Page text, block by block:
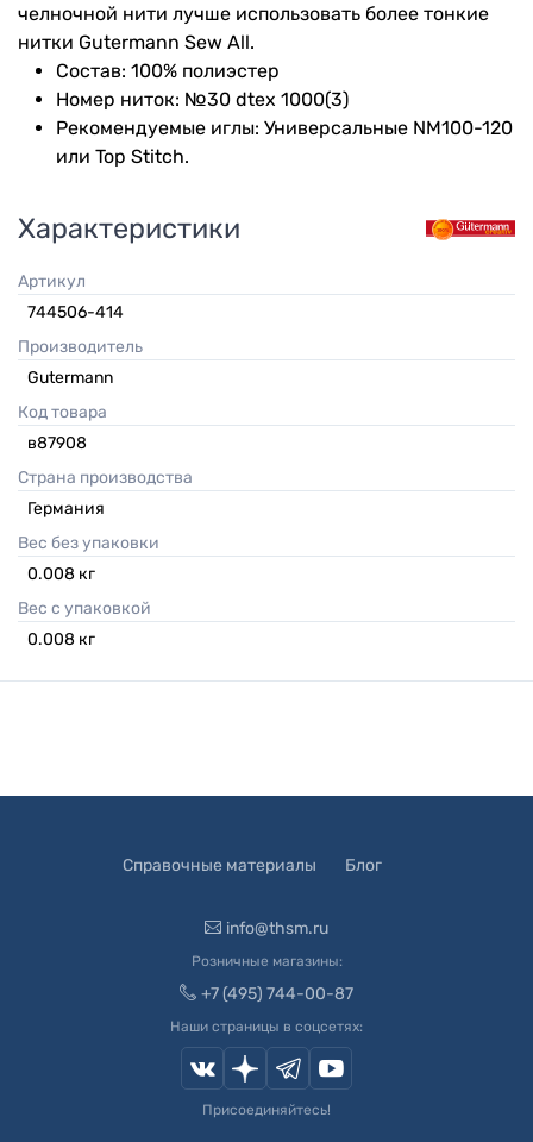
челночной нити лучше использовать более тонкие
нитки Gutermann Sew All.
Состав: 100% полиэстер
Номер ниток: №30 dtex 1000(3)
Рекомендуемые иглы: Универсальные NM100-120
или Top Stitch.
Характеристики
Артикул
744506-414
Производитель
Gutermann
Код товара
в87908
Страна производства
Германия
Вес без упаковки
0.008 кг
Вес с упаковкой
0.008 кг
Справочные материалы Блог
info@thsm.ru
Розничные магазины:
+7 (495) 744-00-87
Наши страницы в соцсетях:
Присоединяйтесь!